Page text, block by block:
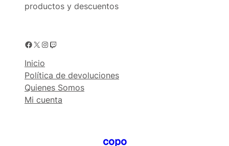
productos y descuentos
Facebook X Instagram Twitch
Inicio
Política de devoluciones
Quienes Somos
Mi cuenta
copo